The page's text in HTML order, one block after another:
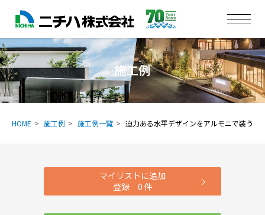
施工例
HOME 施工例 施工例一覧 迫力ある水平デザインをアルモニで装う
マイリストに追加
登録 0 件